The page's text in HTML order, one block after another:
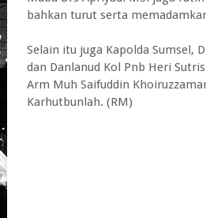
bahkan turut serta
Selain itu juga Kapolda Sumsel,
dan Danlanud Kol Pnb Heri
Arm Muh Saifuddin
Karhutbunlah. (RM)